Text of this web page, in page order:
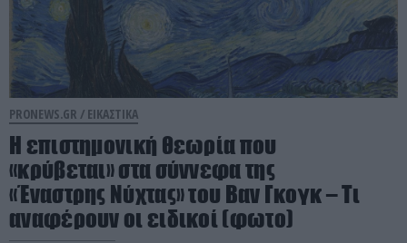
PRONEWS.GR / ΕΙΚΑΣΤΙΚΑ
H επιστημονική θεωρία που
«κρύβεται» στα σύννεφα της
«Έναστρης Νύχτας» του Βαν Γκογκ – Τι
αναφέρουν οι ειδικοί (φωτο)